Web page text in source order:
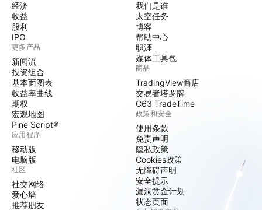
经济
收益
股利
IPO
更多产品
新闻流
投资组合
基本面图表
收益率曲线
期权
宏观地图
Pine Script®
应用程序
移动版
电脑版
社区
社交网络
爱心墙
推荐朋友
我们是谁
太空任务
博客
帮助中心
职涯
媒体工具包
商品
TradingView商店
交易者塔罗牌
C63 TradeTime
政策和安全
使用条款
免责声明
隐私政策
Cookies政策
无障碍声明
安全提示
漏洞赏金计划
状态页面